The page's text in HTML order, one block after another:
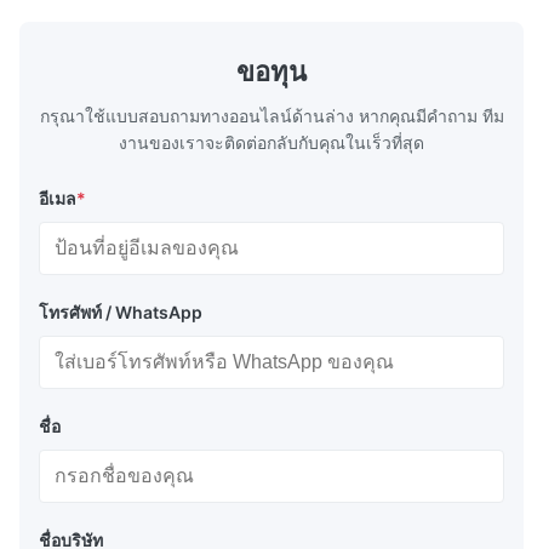
ขอทุน
กรุณาใช้แบบสอบถามทางออนไลน์ด้านล่าง หากคุณมีคําถาม ทีม
งานของเราจะติดต่อกลับกับคุณในเร็วที่สุด
อีเมล*
โทรศัพท์ / WhatsApp
ชื่อ
ชื่อบริษัท